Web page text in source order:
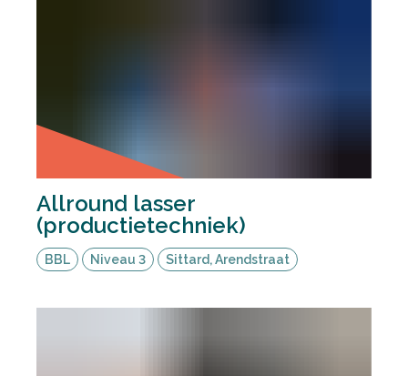
Allround lasser
(productietechniek)
BBL Niveau 3 Sittard, Arendstraat